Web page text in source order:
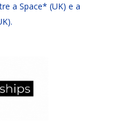
a Space* (UK) e a